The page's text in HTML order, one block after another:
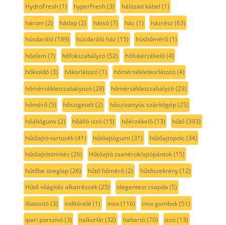
HydroFresh(1) hyperFresh(3) hálózati kábel (1)
három(2) hátlap(2) hátsó(7) ház (1) házrész (63)
húsdaráló(189) húsdaráló ház (15) húshőmérő(1)
hőelem(7) hőfokszabályzó(52) hőfokérzékelő(4)
hőkioldó(3) hőkorlátozó(1) hőmérsékletkorlátozó(4)
hőmérsékletszabályozó(28) hőmérsékletszabályzó(29)
hőmérő(5) hőszigetelt(2) hőszivattyús szárítógép(25)
hőállógumi (2) hőálló izzó(15) hőérzékelő(13) hűtő(393)
hűtőajtó-tartozék(41) hűtőajtógumi (31) hűtőajtópolc(34)
hűtőajtótömítés (26) Hűtőajtó zsanérok/ajtópántok(15)
hűtőbe üveglap(26) hűtő hőmérő(2) hűtőszekrény(12)
Hűtő világítás alkatrészek(25) idegentest csapda (5)
illatosító(3) indítórelé (1) inox(116) inox gombok(51)
ipari porszívó(3) italkorlát(32) italtartó(70) izzó(13)